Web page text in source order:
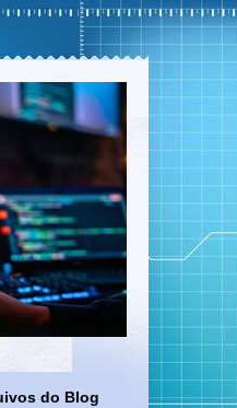
do Blog